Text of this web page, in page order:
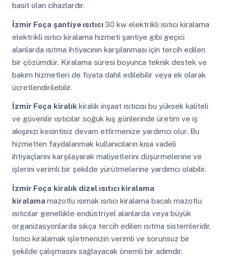
basit olan cihazlardır.
İzmir Foça şantiye ısıtıcı30 kw elektrikli ısıtıcı kiralama
elektrikli ısıtıcı kiralama hizmeti şantiye gibi geçici
alanlarda ısıtma ihtiyacının karşılanması için tercih edilen
bir çözümdür. Kiralama süresi boyunca teknik destek ve
bakım hizmetleri de fiyata dahil edilebilir veya ek olarak
ücretlendirilebilir.
İzmir Foça kiralık kiralık inşaat ısıtıcısı bu yüksek kaliteli
ve güvenilir ısıtıcılar soğuk kış günlerinde üretim ve iş
akışınızı kesintisiz devam ettirmenize yardımcı olur. Bu
hizmetten faydalanmak kullanıcıların kısa vadeli
ihtiyaçlarını karşılayarak maliyetlerini düşürmelerine ve
işlerini verimli bir şekilde yürütmelerine yardımcı olabilir.
İzmir Foça kiralık dizel ısıtıcı kiralama
kiralamamazotlu ısımak ısıtıcı kiralama bacalı mazotlu
ısıtıcılar genellikle endüstriyel alanlarda veya büyük
organizasyonlarda sıkça tercih edilen ısıtma sistemleridir.
Isıtıcı kiralamak işletmenizin verimli ve sorunsuz bir
şekilde çalışmasını sağlayacak önemli bir adımdır.